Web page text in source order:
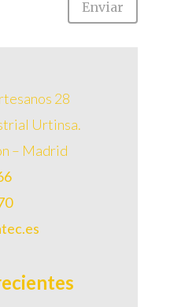
28
Urtinsa.
– Madrid